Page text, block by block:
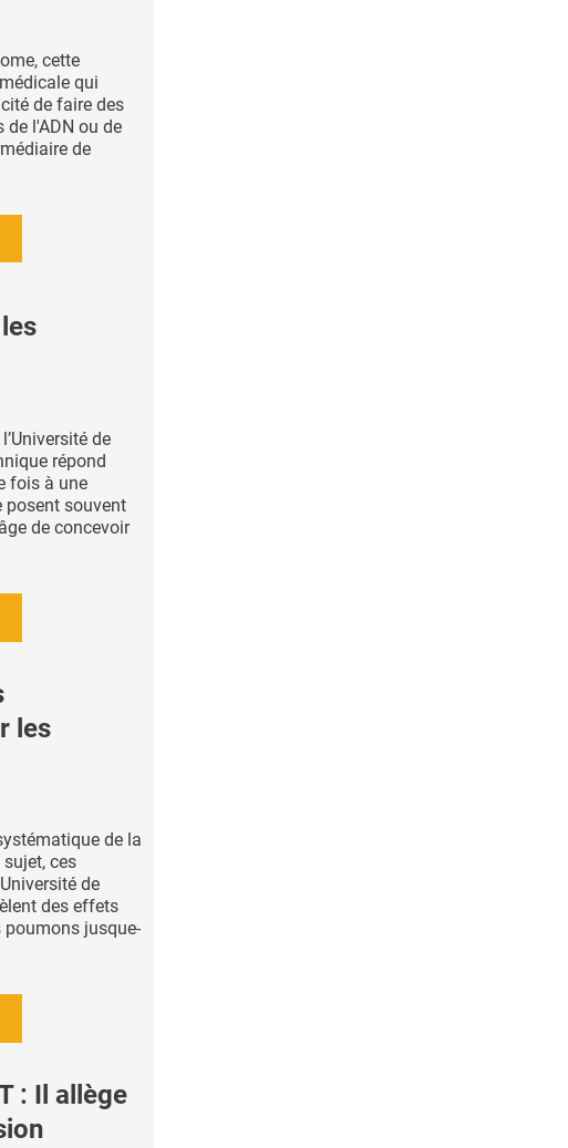
cette
qui
de faire des
de l'ADN ou de
de
de
répond
fois à une
posent souvent
de concevoir
les
de la
sujet, ces
de
des effets
jusque-
: Il allège